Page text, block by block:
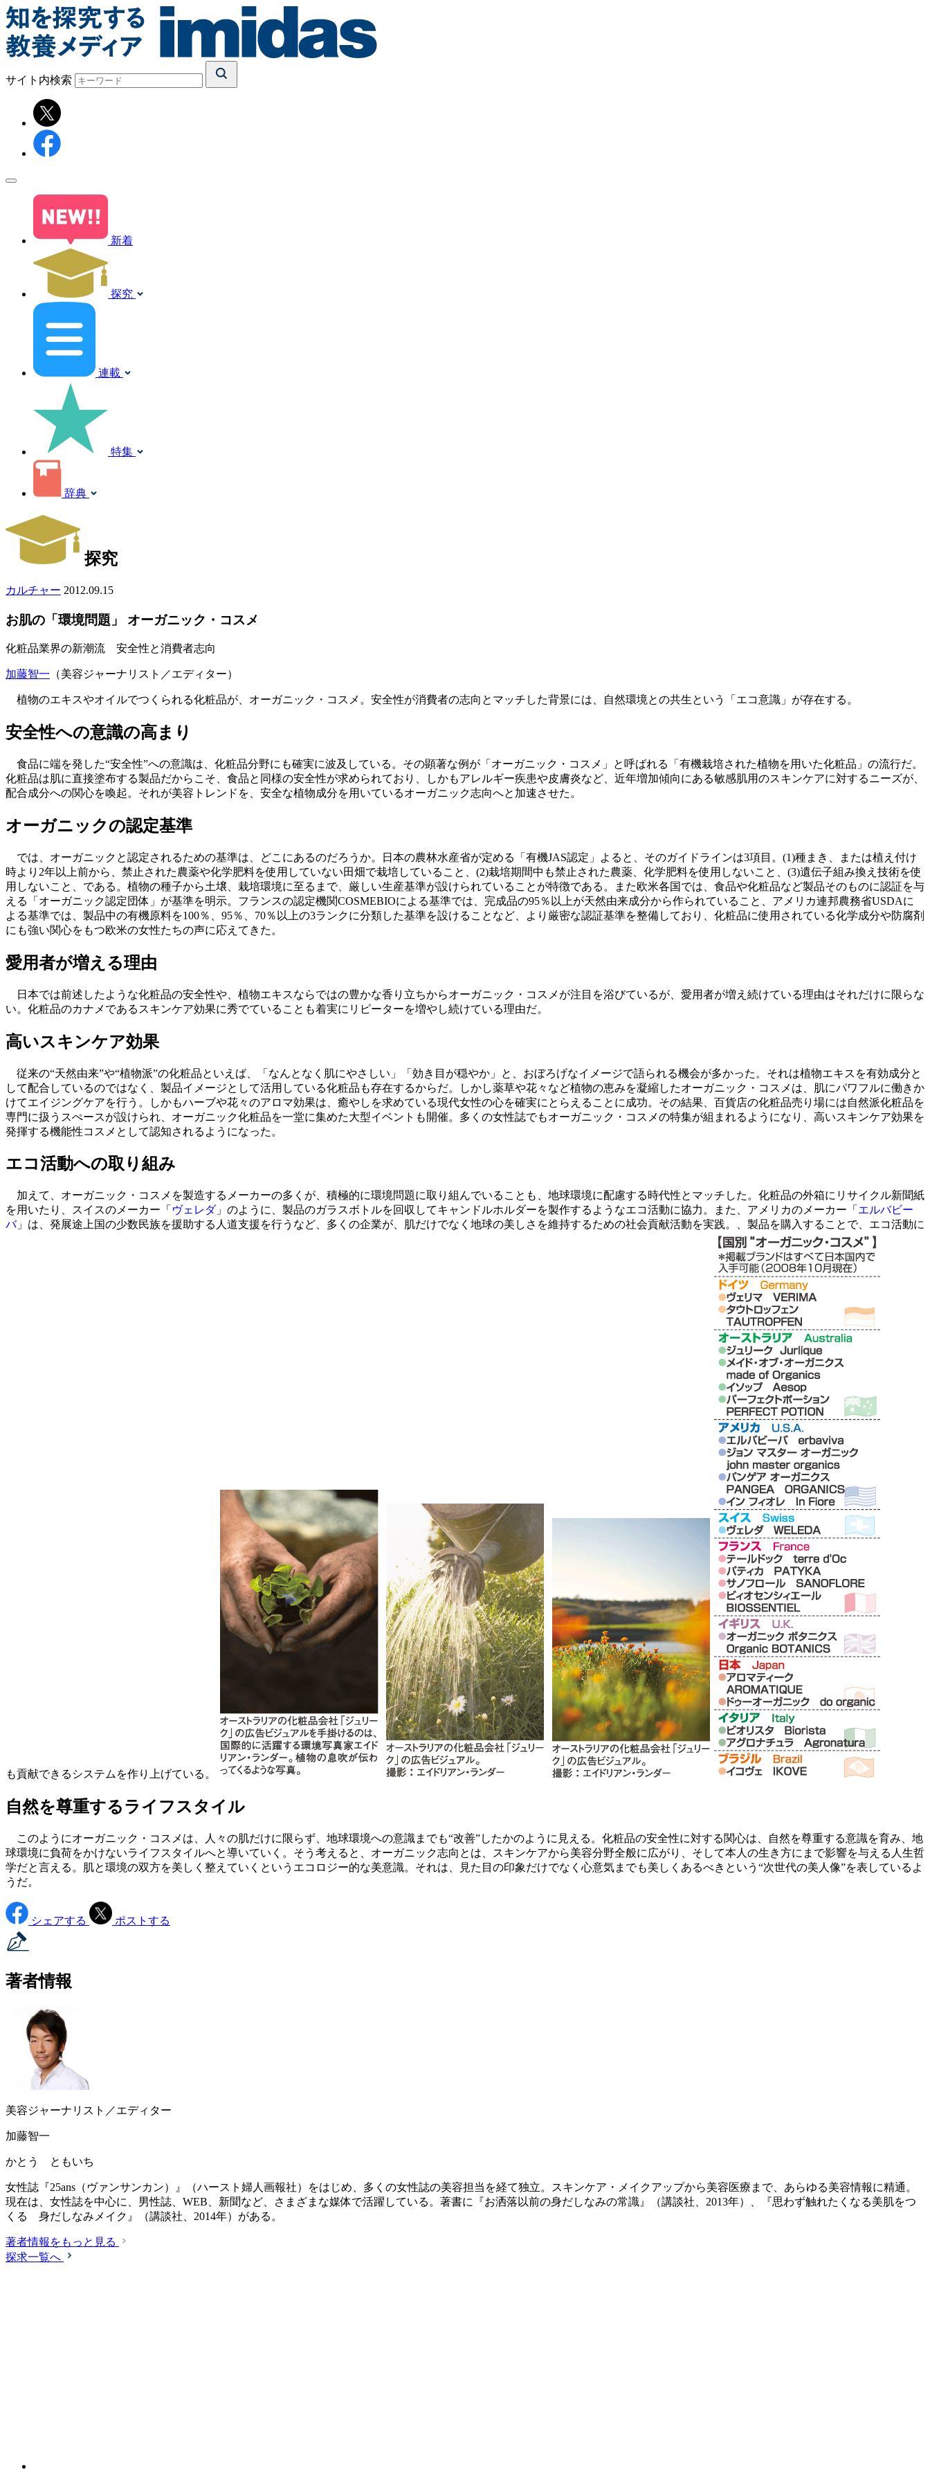
サイト内検索
新着
探究
連載
特集
辞典
探究
カルチャー 2012.09.15
お肌の「環境問題」 オーガニック・コスメ
化粧品業界の新潮流 安全性と消費者志向
加藤智一 （美容ジャーナリスト／エディター）
植物のエキスやオイルでつくられる化粧品が、オーガニック・コスメ。安全性が消費者の志向とマッチした背景には、自然環境との共生という「エコ意識」が存在する。
安全性への意識の高まり
食品に端を発した“安全性”への意識は、化粧品分野にも確実に波及している。その顕著な例が「オーガニック・コスメ」と呼ばれる「有機栽培された植物を用いた化粧品」の流行だ。
化粧品は肌に直接塗布する製品だからこそ、食品と同様の安全性が求められており、しかもアレルギー疾患や皮膚炎など、近年増加傾向にある敏感肌用のスキンケアに対するニーズが、
配合成分への関心を喚起。それが美容トレンドを、安全な植物成分を用いているオーガニック志向へと加速させた。
オーガニックの認定基準
では、オーガニックと認定されるための基準は、どこにあるのだろうか。日本の農林水産省が定める「有機JAS認定」よると、そのガイドラインは3項目。(1)種まき、または植え付け
時より2年以上前から、禁止された農薬や化学肥料を使用していない田畑で栽培していること、(2)栽培期間中も禁止された農薬、化学肥料を使用しないこと、(3)遺伝子組み換え技術を使
用しないこと、である。植物の種子から土壌、栽培環境に至るまで、厳しい生産基準が設けられていることが特徴である。また欧米各国では、食品や化粧品など製品そのものに認証を与
える「オーガニック認定団体」が基準を明示。フランスの認定機関COSMEBIOによる基準では、完成品の95％以上が天然由来成分から作られていること、アメリカ連邦農務省USDAに
よる基準では、製品中の有機原料を100％、95％、70％以上の3ランクに分類した基準を設けることなど、より厳密な認証基準を整備しており、化粧品に使用されている化学成分や防腐剤
にも強い関心をもつ欧米の女性たちの声に応えてきた。
愛用者が増える理由
日本では前述したような化粧品の安全性や、植物エキスならではの豊かな香り立ちからオーガニック・コスメが注目を浴びているが、愛用者が増え続けている理由はそれだけに限らな
い。化粧品のカナメであるスキンケア効果に秀でていることも着実にリピーターを増やし続けている理由だ。
高いスキンケア効果
従来の“天然由来”や“植物派”の化粧品といえば、「なんとなく肌にやさしい」「効き目が穏やか」と、おぼろげなイメージで語られる機会が多かった。それは植物エキスを有効成分と
して配合しているのではなく、製品イメージとして活用している化粧品も存在するからだ。しかし薬草や花々など植物の恵みを凝縮したオーガニック・コスメは、肌にパワフルに働きか
けてエイジングケアを行う。しかもハーブや花々のアロマ効果は、癒やしを求めている現代女性の心を確実にとらえることに成功。その結果、百貨店の化粧品売り場には自然派化粧品を
専門に扱うスぺースが設けられ、オーガニック化粧品を一堂に集めた大型イベントも開催。多くの女性誌でもオーガニック・コスメの特集が組まれるようになり、高いスキンケア効果を
発揮する機能性コスメとして認知されるようになった。
エコ活動への取り組み
加えて、オーガニック・コスメを製造するメーカーの多くが、積極的に環境問題に取り組んでいることも、地球環境に配慮する時代性とマッチした。化粧品の外箱にリサイクル新聞紙
を用いたり、スイスのメーカー「 ヴェレダ」のように、製品のガラスボトルを回収してキャンドルホルダーを製作するようなエコ活動に協力。また、アメリカのメーカー「 エルバビー
バ」は、発展途上国の少数民族を援助する人道支援を行うなど、多くの企業が、肌だけでなく地球の美しさを維持するための社会貢献活動を実践。、製品を購入することで、エコ活動に
も貢献できるシステムを作り上げている。
自然を尊重するライフスタイル
このようにオーガニック・コスメは、人々の肌だけに限らず、地球環境への意識までも“改善”したかのように見える。化粧品の安全性に対する関心は、自然を尊重する意識を育み、地
球環境に負荷をかけないライフスタイルへと導いていく。そう考えると、オーガニック志向とは、スキンケアから美容分野全般に広がり、そして本人の生き方にまで影響を与える人生哲
学だと言える。肌と環境の双方を美しく整えていくというエコロジー的な美意識。それは、見た目の印象だけでなく心意気までも美しくあるべきという“次世代の美人像”を表しているよ
うだ。
シェアする ポストする
著者情報
美容ジャーナリスト／エディター
加藤智一
かとう ともいち
女性誌『25ans（ヴァンサンカン）』（ハースト婦人画報社）をはじめ、多くの女性誌の美容担当を経て独立。スキンケア・メイクアップから美容医療まで、あらゆる美容情報に精通。
現在は、女性誌を中心に、男性誌、WEB、新聞など、さまざまな媒体で活躍している。著書に『お洒落以前の身だしなみの常識』（講談社、2013年）、『思わず触れたくなる美肌をつ
くる 身だしなみメイク』（講談社、2014年）がある。
著者情報をもっと見る
探求一覧へ